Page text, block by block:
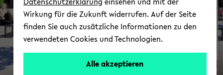
© Uni­ver­si­tät Bie­le­feld
Wirkung für die Zukunft widerrufen. Auf der Seite
finden Sie auch zusätzliche Informationen zu den
verwendeten Cookies und Technologien.
Alle akzeptieren